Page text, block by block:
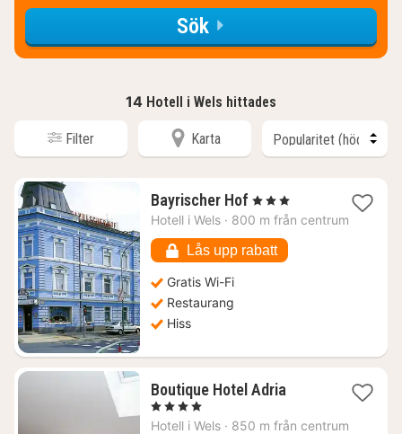
Sök
14 Hotell i Wels hittades
Filter Karta
Bayrischer Hof 1
natt
945
kr.
, 3 Stjärnor
Hotell i Wels · 800 m från centrum
Lås upp rabatt
Gratis Wi-Fi
Restaurang
Hiss
Boutique Hotel Adria1
från
, 4 Stjärnor
Hotell i Wels · 850 m från centrum